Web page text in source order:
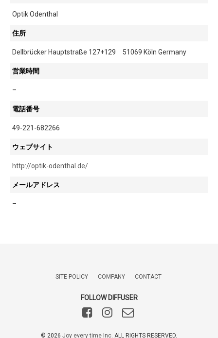
Optik Odenthal
住所
Dellbrücker Hauptstraße 127+129 51069 Köln Germany
営業時間
–
電話番号
49-221-682266
ウェブサイト
http://optik-odenthal.de/
メールアドレス
–
SITE POLICY COMPANY CONTACT
FOLLOW DIFFUSER
©️ 2026 Joy every time Inc. ALL RIGHTS RESERVED.